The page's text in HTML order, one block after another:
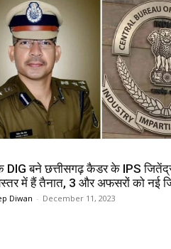
DIG बने छत्तीसगढ़ कैडर के IPS जितेंद्र
में हैं तैनात, 3 और अफसरों को नई
Diwan - December 11, 2023